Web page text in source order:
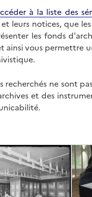
à la liste des
et leurs notices, que
les fonds
ainsi vous permettre
recherchés ne sont
et des